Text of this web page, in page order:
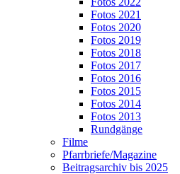
Fotos 2021
Fotos 2020
Fotos 2019
Fotos 2018
Fotos 2017
Fotos 2016
Fotos 2015
Fotos 2014
Fotos 2013
Rundgänge
Filme
Pfarrbriefe/Magazine
Beitragsarchiv bis 2025